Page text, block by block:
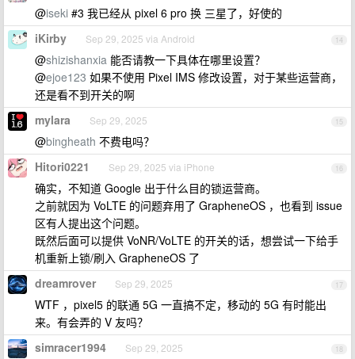
@iseki #3 我已经从 pixel 6 pro 换 三星了，好使的
14
iKirby Sep 29, 2025 via Android
@shizishanxia 能否请教一下具体在哪里设置？
@ejoe123 如果不使用 Pixel IMS 修改设置，对于某些运营商，
还是看不到开关的啊
15
mylara Sep 29, 2025
@bingheath 不费电吗？
16
Hitori0221 Sep 29, 2025 via iPhone
确实，不知道 Google 出于什么目的锁运营商。
之前就因为 VoLTE 的问题弃用了 GrapheneOS ，也看到 issue
区有人提出这个问题。
既然后面可以提供 VoNR/VoLTE 的开关的话，想尝试一下给手
机重新上锁/刷入 GrapheneOS 了
17
dreamrover Sep 29, 2025
WTF ，pixel5 的联通 5G 一直搞不定，移动的 5G 有时能出
来。有会弄的 V 友吗？
18
simracer1994 Sep 29, 2025